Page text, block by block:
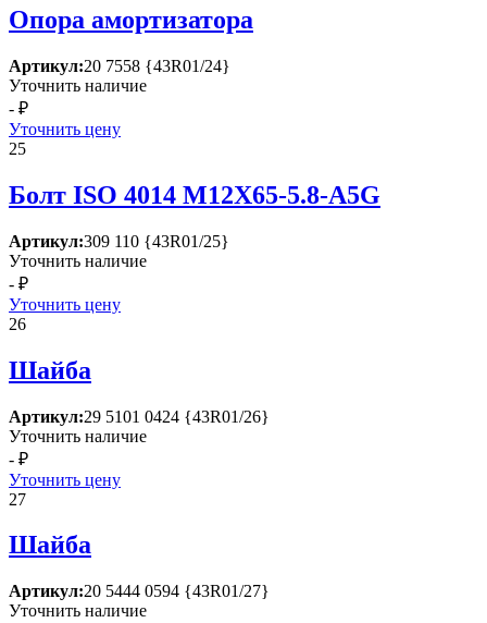
Опора амортизатора
Артикул:20 7558 {43R01/24}
Уточнить наличие
- ₽
Уточнить цену
25
Болт ISО 4014 М12Х65-5.8-А5G
Артикул:309 110 {43R01/25}
Уточнить наличие
- ₽
Уточнить цену
26
Шайба
Артикул:29 5101 0424 {43R01/26}
Уточнить наличие
- ₽
Уточнить цену
27
Шайба
Артикул:20 5444 0594 {43R01/27}
Уточнить наличие